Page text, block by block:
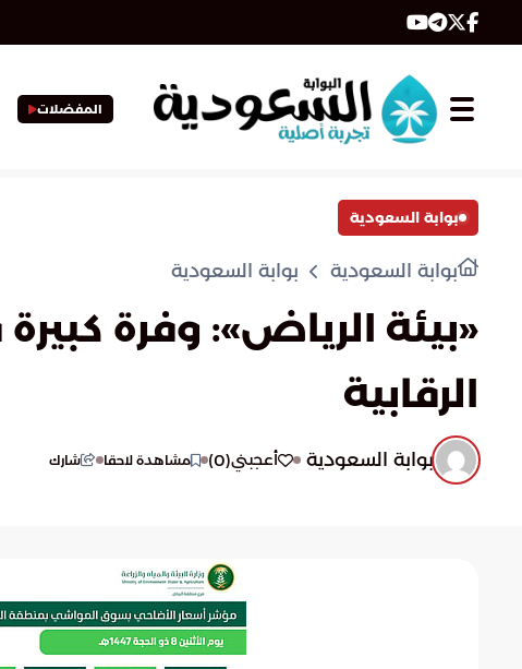
المفضلات
بوابة السعودية
بوابة السعودية بوابة السعودية
«بيئة الرياض»: وفرة
الرقابية
بوابة السعودية أعجبني(
0
) مشاهدة لاحقا شارك